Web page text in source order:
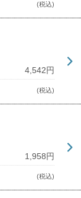
(税込)
4,542円
(税込)
1,958円
(税込)